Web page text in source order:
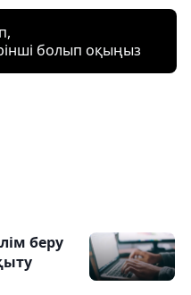
болып оқыңыз
беру